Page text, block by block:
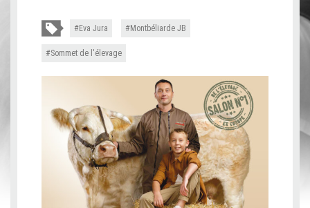
Eva Jura Montbéliarde JB
Sommet de l'élevage